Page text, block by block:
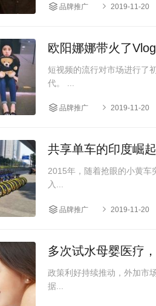
品牌推广 2019-11-20
欧阳娜娜带火了
短视频的流行对市场进行了
代。 ...
品牌推广 2019-11-20
共享单车的印度崛
2015年，随着抢眼的小黄车
入...
品牌推广 2019-11-20
多次试水母婴医疗
政策利好持续推动，外加市
据...